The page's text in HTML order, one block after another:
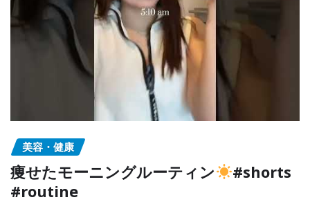
美容・健康
痩せたモーニングルーティン
#shorts
#routine